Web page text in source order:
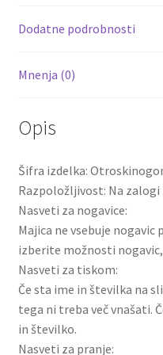
količina
k
Dodatne podrobnosti
Mnenja (0)
Opis
Šifra izdelka:
Razpoložljivost: Na zalogi
Nasveti za nogavice:
Majica ne vsebuje
izberite možnosti
Nasveti za tiskom:
Če sta ime in številka na
tega ni treba več vnašati.
in številko.
Nasveti za pranje: